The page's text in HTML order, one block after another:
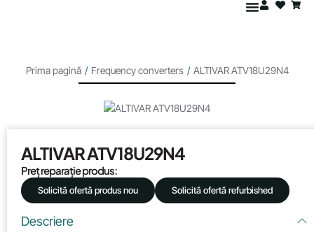
Prima pagină / Frequency converters / ALTIVAR ATV18U29N4
ALTIVAR ATV18U29N4
Preț reparație produs:
Solicită ofertă produs nou Solicită ofertă refurbished
Descriere